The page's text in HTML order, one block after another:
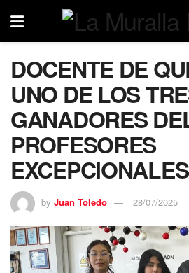
DOCENTE DE
UNO DE LOS
GANADORES
PROFESORES
by Juan Toledo 28/07/2025